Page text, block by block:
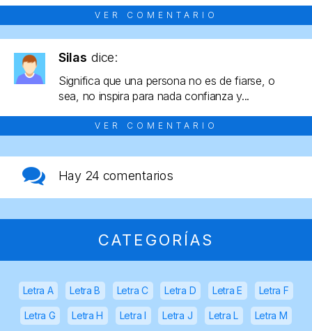
VER COMENTARIO
Silas dice:
Significa que una persona no es de fiarse, o
sea, no inspira para nada confianza y...
VER COMENTARIO
Hay 24 comentarios
CATEGORÍAS
Letra A Letra B Letra C Letra D Letra E Letra F
Letra G Letra H Letra I Letra J Letra L Letra M